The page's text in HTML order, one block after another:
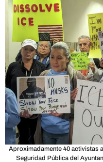
Aproximadamente 40 activistas
Seguridad Pública del